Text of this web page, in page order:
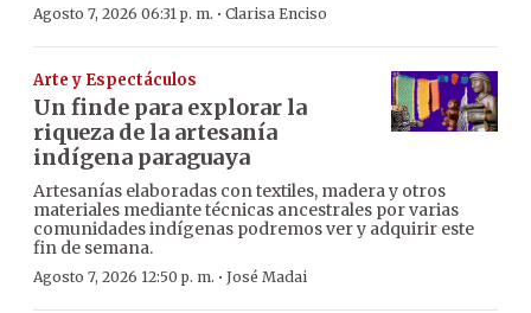
Agosto 7, 2026 06:31 p. m. · Clarisa Enciso
Arte y Espectáculos
Un finde para explorar la
riqueza de la artesanía
indígena paraguaya
Artesanías elaboradas con textiles, madera y otros
materiales mediante técnicas ancestrales por varias
comunidades indígenas podremos ver y adquirir este
fin de semana.
Agosto 7, 2026 12:50 p. m. · José Madai